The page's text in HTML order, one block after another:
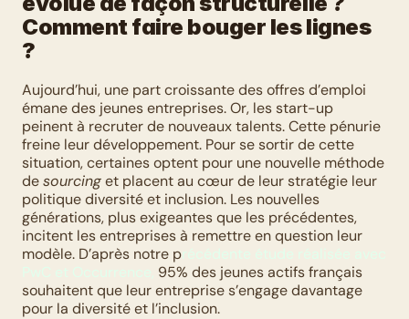
Comment faire bouger les lignes
?
Aujourd’hui, une part croissante des offres d’emploi
émane des jeunes entreprises. Or, les start-up
peinent à recruter de nouveaux talents. Cette pénurie
freine leur développement. Pour se sortir de cette
situation, certaines optent pour une nouvelle méthode
de sourcing et placent au cœur de leur stratégie leur
politique diversité et inclusion. Les nouvelles
générations, plus exigeantes que les précédentes,
incitent les entreprises à remettre en question leur
modèle. D’après notre p
95% des jeunes actifs français
souhaitent que leur entreprise s’engage davantage
pour la diversité et l’inclusion.